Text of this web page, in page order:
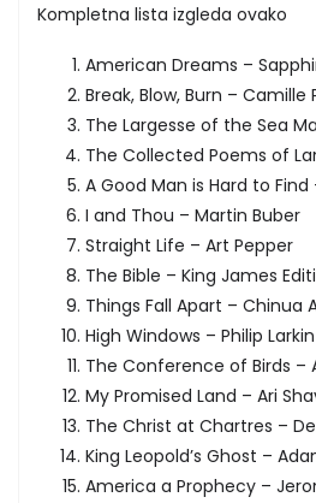
Kompletna lista izgleda ovako
American Dreams –
Break, Blow, Burn – Camille
The Largesse of the Sea
The Collected Poems of
A Good Man is Hard to Find
I and Thou – Martin Buber
Straight Life – Art Pepper
The Bible – King James
Things Fall Apart – Chinua
High Windows – Philip Larkin
The Conference of Birds –
My Promised Land – Ari
The Christ at Chartres –
King Leopold’s Ghost –
America a Prophecy –